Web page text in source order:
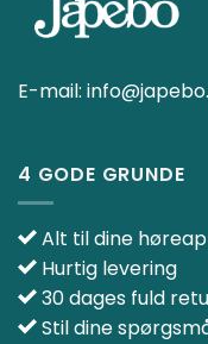
E-mail:
4 GODE GRUNDE
Alt til dine
Hurtig levering
30 dages fuld
Stil dine